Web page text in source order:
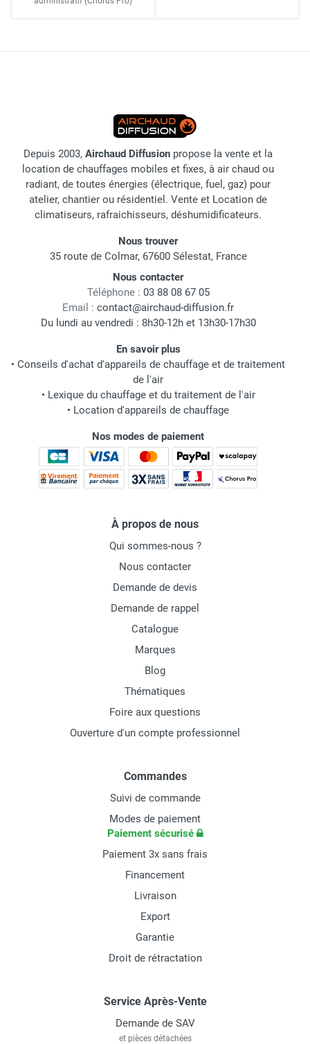
Depuis 2003, Airchaud Diffusion propose la vente et la
location de chauffages mobiles et fixes, à air chaud ou
radiant, de toutes énergies (électrique, fuel, gaz) pour
atelier, chantier ou résidentiel. Vente et Location de
climatiseurs, rafraichisseurs, déshumidificateurs.
Nous trouver
35 route de Colmar, 67600 Sélestat, France
Nous contacter
Téléphone : 03 88 08 67 05
Email : contact@airchaud-diffusion.fr
Du lundi au vendredi : 8h30-12h et 13h30-17h30
En savoir plus
• Conseils d'achat d'appareils de chauffage et de traitement
de l'air
• Lexique du chauffage et du traitement de l'air
• Location d'appareils de chauffage
Nos modes de paiement
À propos de nous
Qui sommes-nous ?
Nous contacter
Demande de devis
Demande de rappel
Catalogue
Marques
Blog
Thématiques
Foire aux questions
Ouverture d'un compte professionnel
Commandes
Suivi de commande
Modes de paiement
Paiement sécurisé
Paiement 3x sans frais
Financement
Livraison
Export
Garantie
Droit de rétractation
Service Après-Vente
Demande de SAV
et pièces détachées